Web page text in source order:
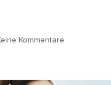
Kommentare